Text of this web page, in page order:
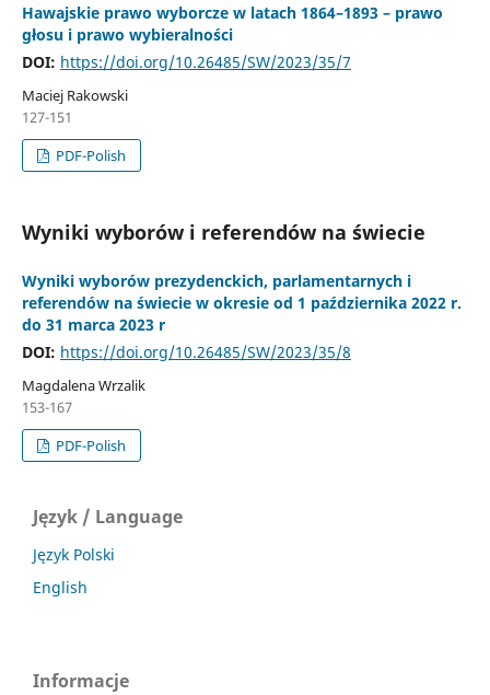
Hawajskie prawo wyborcze w latach 1864–1893 – prawo
głosu i prawo wybieralności
DOI: https://doi.org/10.26485/SW/2023/35/7
Maciej Rakowski
127-151
PDF-Polish
Wyniki wyborów i referendów na świecie
Wyniki wyborów prezydenckich, parlamentarnych i
referendów na świecie w okresie od 1 października 2022 r.
do 31 marca 2023 r
DOI: https://doi.org/10.26485/SW/2023/35/8
Magdalena Wrzalik
153-167
PDF-Polish
Język / Language
Język Polski
English
Informacje